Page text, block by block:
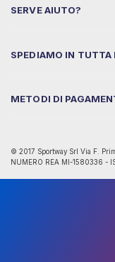
SERVE AIUTO?
SPEDIAMO IN TUTTA
METODI DI
© 2017 Sportway Srl Via F.
NUMERO REA MI-1580336 -